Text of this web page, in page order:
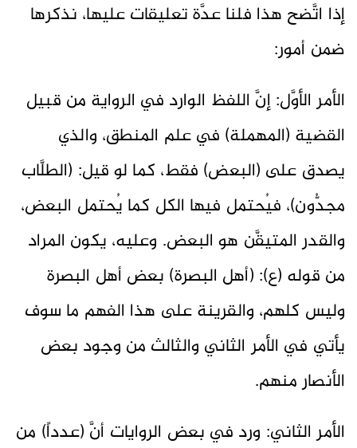
إذا اتَّضح هذا فلنا عدَّة تعليقات عليها، نذكرها
ضمن أمور:
الأمر الأوَّل: إنَّ اللفظ الوارد في الرواية من قبيل
القضية (المهملة) في علم المنطق، والذي
يصدق على (البعض) فقط، كما لو قيل: (الطلَّاب
مجدُّون)، فيُحتمل فيها الكل كما يُحتمل البعض،
والقدر المتيقَّن هو البعض. وعليه، يكون المراد
من قوله (ع): (أهل البصرة) بعض أهل البصرة
وليس كلهم، والقرينة على هذا الفهم ما سوف
يأتي في الأمر الثاني والثالث من وجود بعض
الأنصار منهم.
الأمر الثاني: ورد في بعض الروايات أنَّ (عدداً) من